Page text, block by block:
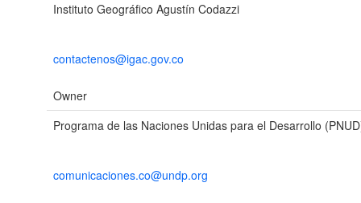
Instituto Geográfico Agustín Codazzi
contactenos@igac.gov.co
Owner
Programa de las Naciones Unidas para el Desarrollo
comunicaciones.co@undp.org